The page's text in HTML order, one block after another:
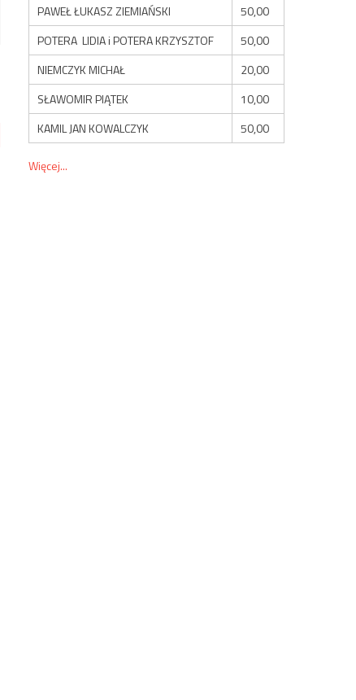
PAWEŁ ŁUKASZ ZIEMIAŃSKI
50,00
POTERA LIDIA i POTERA KRZYSZTOF
50,00
NIEMCZYK MICHAŁ
20,00
SŁAWOMIR PIĄTEK
10,00
KAMIL JAN KOWALCZYK
50,00
Więcej...